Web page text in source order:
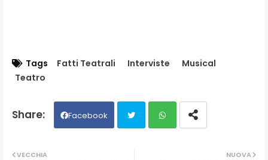
Tags Fatti Teatrali Interviste
Musical
Teatro
Facebook
NUOVA
VECCHIA